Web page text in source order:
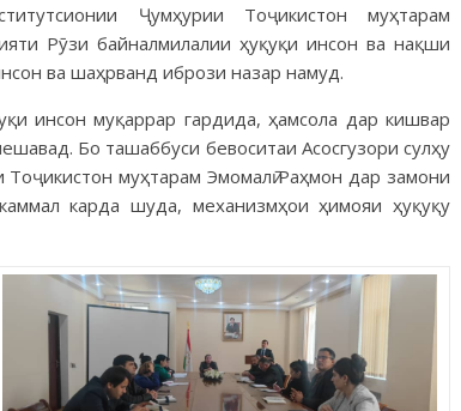
Ҷумҳурии Тоҷикистон муҳтарам
Рӯзи байналмилалии ҳуқуқи инсон ва нақши
ва шаҳрванд ибрози назар намуд.
инсон муқаррар гардида, ҳамсола дар кишвар
Бо ташаббуси бевоситаи Асосгузори сулҳу
муҳтарам Эмомалӣ Раҳмон дар замони
карда шуда, механизмҳои ҳимояи ҳуқуқу